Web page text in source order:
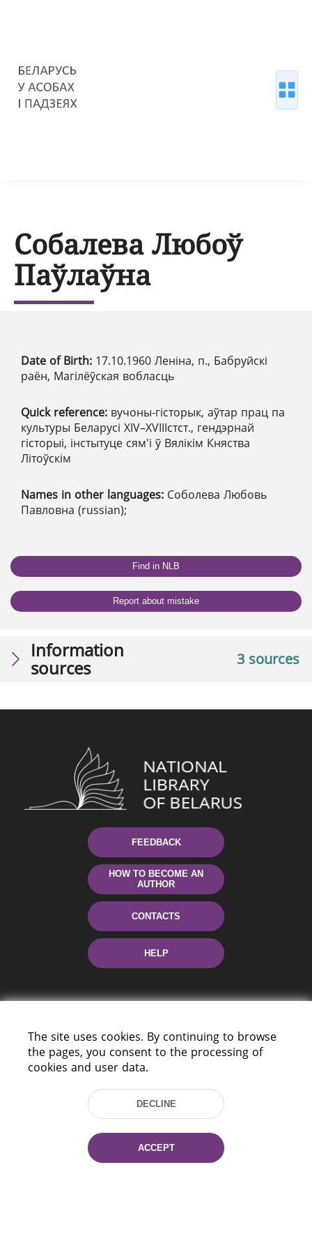
Собалева Любоў
Паўлаўна
Date of Birth: 17.10.1960 Леніна, п., Бабруйскі
раён, Магілёўская вобласць
Quick reference: вучоны-гісторык, аўтар прац па
культуры Беларусі ХІV–ХVІІІстст., гендэрнай
гісторыі, інстытуце сям'і ў Вялікім Княства
Літоўскім
Names in other languages: Соболева Любовь
Павловна (russian);
Find in NLB
Report about mistake
3 sources
Information
sources
FEEDBACK
HOW TO BECOME AN
AUTHOR
CONTACTS
HELP
220114, Niezaležnasci Ave. 116, Minsk,
Tel.: (+375 17) 368 37 37
Fax: (+375 17) 368 97 06
E-mail: inbox@nlb.by
The site uses cookies. By continuing to browse
the pages, you consent to the processing of
cookies and user data.
DECLINE
ACCEPT